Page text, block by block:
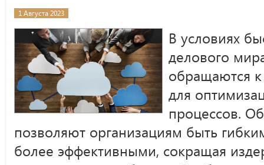
1 Августа 2023
В условиях
делового
обращаются
для
процессов.
позволяют организациям быть
более эффективными, сокращая